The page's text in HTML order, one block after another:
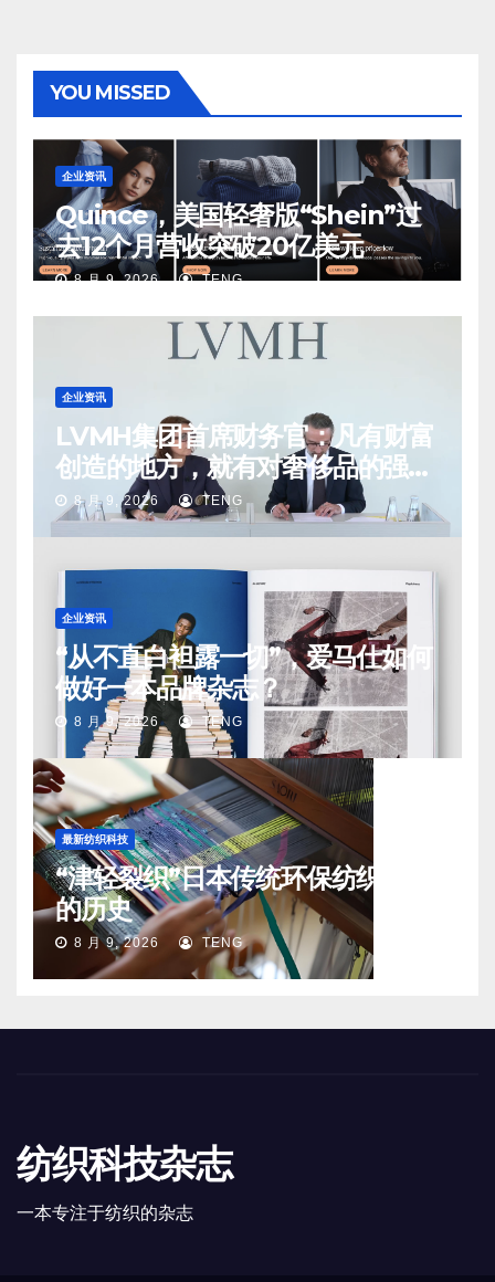
YOU MISSED
企业资讯
Quince，美国轻奢版“Shein”过
去12个月营收突破20亿美元
8 月 9, 2026 TENG
企业资讯
LVMH集团首席财务官：凡有财富
创造的地方，就有对奢侈品的强烈
需求
8 月 9, 2026 TENG
企业资讯
“从不直白袒露一切”，爱马仕如何
做好一本品牌杂志？
8 月 9, 2026 TENG
最新纺织科技
“津轻裂织”日本传统环保纺织工艺
的历史
8 月 9, 2026 TENG
纺织科技杂志
一本专注于纺织的杂志